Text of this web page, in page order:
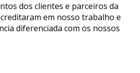
dos clientes e parceiros da
em nosso trabalho e
diferenciada com os nossos